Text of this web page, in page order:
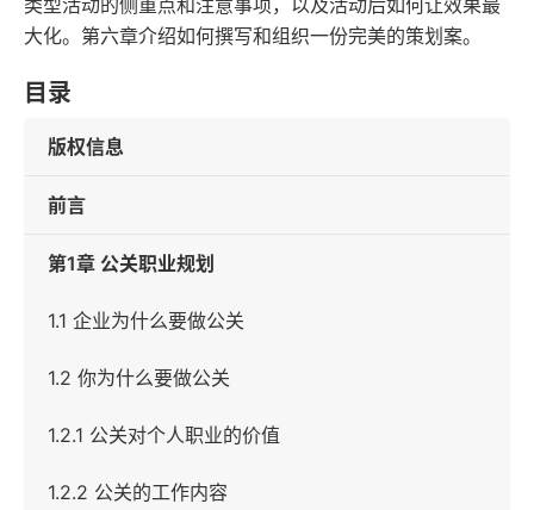
类型活动的侧重点和注意事项，以及活动后如何让效果最
大化。第六章介绍如何撰写和组织一份完美的策划案。
目录
版权信息
前言
第1章 公关职业规划
1.1 企业为什么要做公关
1.2 你为什么要做公关
1.2.1 公关对个人职业的价值
1.2.2 公关的工作内容